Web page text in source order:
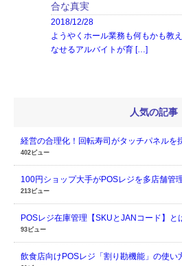
合な真実
2018/12/28
ようやくホール業務も何もかも教
なせるアルバイトが育 […]
人気の記事
経営の合理化！回転寿司がタッチパネルを
402ビュー
100円ショップ大手がPOSレジを多店舗管
213ビュー
POSレジ在庫管理【SKUとJANコード】と
93ビュー
飲食店向けPOSレジ「割り勘機能」の使い